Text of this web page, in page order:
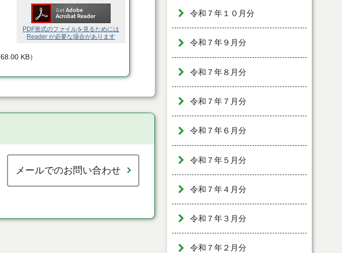
PDF形式のファイルを見るためには
Reader が必要な場合があります
68.00 KB）
メールでのお問い合わせ
令和７年１０月分
令和７年９月分
令和７年８月分
令和７年７月分
令和７年６月分
令和７年５月分
令和７年４月分
令和７年３月分
令和７年２月分